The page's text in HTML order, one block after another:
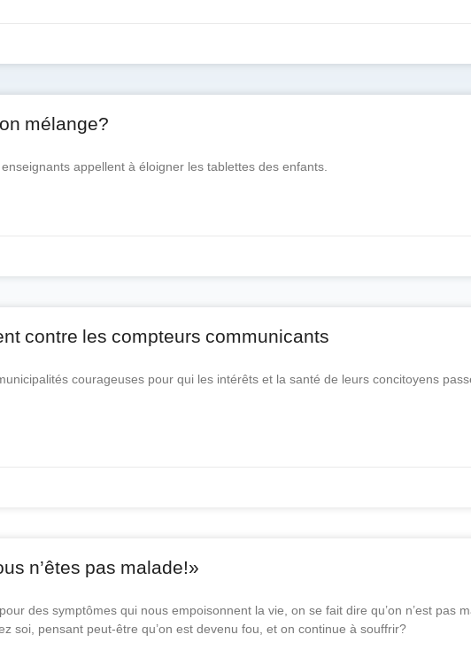
mélange?
appellent à éloigner les tablettes des enfants.
contre les compteurs communicants
courageuses pour qui les intérêts et la santé de leurs concitoyens
n’êtes pas malade!»
des symptômes qui nous empoisonnent la vie, on se fait dire qu’on n’est pas
soi, pensant peut-être qu’on est devenu fou, et on continue à souffrir?